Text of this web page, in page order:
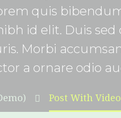
quis
id elit. Duis
Morbi
a ornare odio
Post With